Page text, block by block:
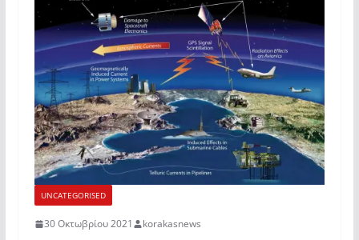
UNCATEGORISED
30 Οκτωβρίου 2021 korakasnews